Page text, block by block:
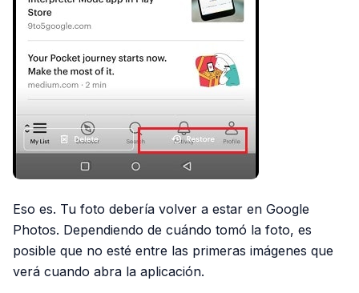
Eso es. Tu foto debería volver a estar en Google
Photos. Dependiendo de cuándo tomó la foto, es
posible que no esté entre las primeras imágenes que
verá cuando abra la aplicación.